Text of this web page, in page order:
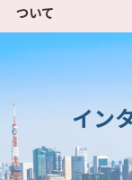
ついて
イン